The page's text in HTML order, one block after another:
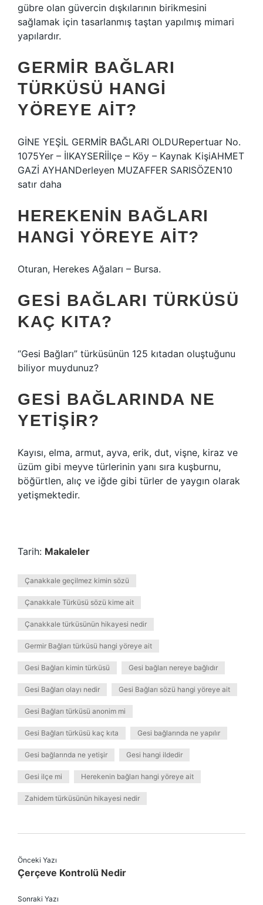
gübre olan güvercin dışkılarının birikmesini
sağlamak için tasarlanmış taştan yapılmış mimari
yapılardır.
GERMIR BAĞLARI
TÜRKÜSÜ HANGI
YÖREYE AIT?
GİNE YEŞİL GERMİR BAĞLARI OLDURepertuar No.
1075Yer – İlKAYSERİİlçe – Köy – Kaynak KişiAHMET
GAZİ AYHANDerleyen MUZAFFER SARISÖZEN10
satır daha
HEREKENIN BAĞLARI
HANGI YÖREYE AIT?
Oturan, Herekes Ağaları – Bursa.
GESI BAĞLARI TÜRKÜSÜ
KAÇ KITA?
“Gesi Bağları” türküsünün 125 kıtadan oluştuğunu
biliyor muydunuz?
GESI BAĞLARINDA NE
YETIŞIR?
Kayısı, elma, armut, ayva, erik, dut, vişne, kiraz ve
üzüm gibi meyve türlerinin yanı sıra kuşburnu,
böğürtlen, alıç ve iğde gibi türler de yaygın olarak
yetişmektedir.
Tarih: Makaleler
Çanakkale geçilmez kimin sözü
Çanakkale Türküsü sözü kime ait
Çanakkale türküsünün hikayesi nedir
Germir Bağları türküsü hangi yöreye ait
Gesi Bağları kimin türküsü Gesi bağları nereye bağlıdır
Gesi Bağları olayı nedir Gesi Bağları sözü hangi yöreye ait
Gesi Bağları türküsü anonim mi
Gesi Bağları türküsü kaç kıta Gesi bağlarında ne yapılır
Gesi bağlarında ne yetişir Gesi hangi ildedir
Gesi ilçe mi Herekenin bağları hangi yöreye ait
Zahidem türküsünün hikayesi nedir
Önceki Yazı
Çerçeve Kontrolü Nedir
Sonraki Yazı